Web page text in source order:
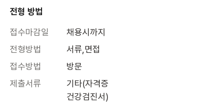
전형 방법
접수마감일
채용시까지
전형방법
서류,면접
접수방법
방문
제출서류
기타(자격증
건강검진서)